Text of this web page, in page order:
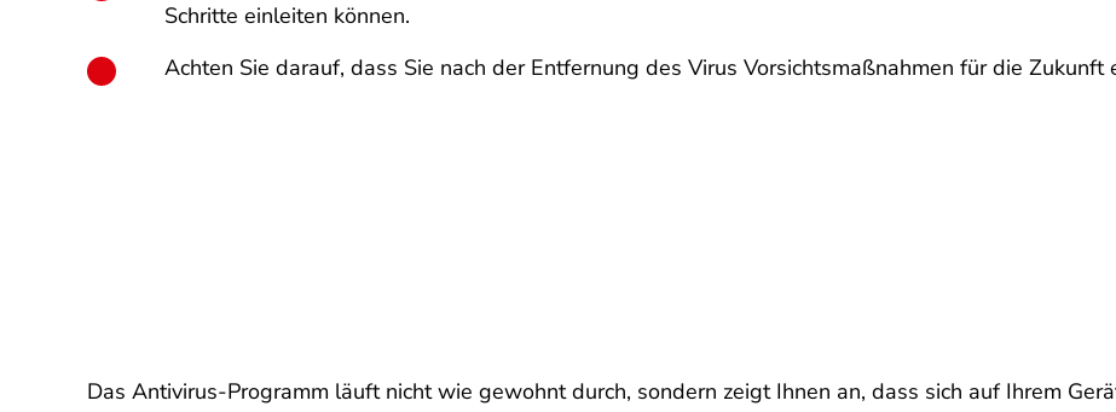
Schritte einleiten können.
Achten Sie darauf, dass Sie nach der Entfernung des Virus Vorsichtsmaßnahmen für die Zukunft
Das Antivirus-Programm läuft nicht wie gewohnt durch, sondern zeigt Ihnen an, dass sich auf Ihrem